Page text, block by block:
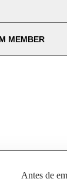
MEMBER
Antes de